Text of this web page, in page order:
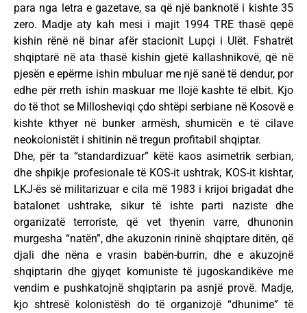
para nga letra e gazetave, sa që një banknotë i kishte 35
zero. Madje aty kah mesi i majit 1994 TRE thasë qepë
kishin rënë në binar afër stacionit Lupçi i Ulët. Fshatrët
shqiptarë në ata thasë kishin gjetë kallashnikovë, që në
pjesën e epërme ishin mbuluar me një sanë të dendur, por
edhe për rreth ishin maskuar me llojë kashte të elbit. Kjo
do të thot se Millosheviqi çdo shtëpi serbiane në Kosovë e
kishte kthyer në bunker armësh, shumicën e të cilave
neokolonistët i shitinin në tregun profitabil shqiptar.
Dhe, për ta “standardizuar” këtë kaos asimetrik serbian,
dhe shpikje profesionale të KOS-it ushtrak, KOS-it kishtar,
LKJ-ës së militarizuar e cila më 1983 i krijoi brigadat dhe
batalonet ushtrake, sikur të ishte parti naziste dhe
organizatë terroriste, që vet thyenin varre, dhunonin
murgesha “natën”, dhe akuzonin rininë shqiptare ditën, që
djali dhe nëna e vrasin babën-burrin, dhe e akuzojnë
shqiptarin dhe gjyqet komuniste të jugoskandikëve me
vendim e pushkatojnë shqiptarin pa asnjë provë. Madje,
kjo shtresë kolonistësh do të organizojë “dhunime” të